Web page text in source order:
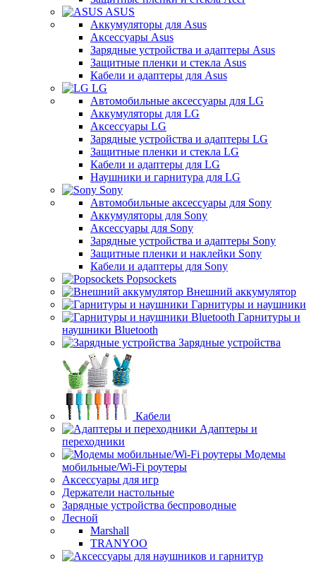
ASUS
Аккумуляторы для Asus
Аксессуары Asus
Зарядные устройства и адаптеры Asus
Защитные пленки и стекла Asus
Кабели и адаптеры для Asus
LG
Автомобильные аксессуары для LG
Аккумуляторы для LG
Аксессуары LG
Зарядные устройства и адаптеры LG
Защитные пленки и стекла LG
Кабели и адаптеры для LG
Наушники и гарнитура для LG
Sony
Автомобильные аксессуары для Sony
Аккумуляторы для Sony
Аксессуары для Sony
Зарядные устройства и адаптеры Sony
Защитные пленки и наклейки Sony
Кабели и адаптеры для Sony
Popsockets
Внешний аккумулятор
Гарнитуры и наушники
Гарнитуры и
наушники Bluetooth
Зарядные устройства
Кабели
Адаптеры и
переходники
Модемы
мобильные/Wi-Fi роутеры
Аксессуары для игр
Держатели настольные
Зарядные устройства беспроводные
Лесной
Marshall
TRANYOO